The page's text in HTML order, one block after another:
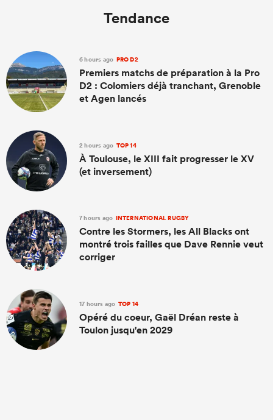
Tendance
6 hours ago PRO D2
Premiers matchs de préparation à la Pro
D2 : Colomiers déjà tranchant, Grenoble
et Agen lancés
2 hours ago TOP 14
À Toulouse, le XIII fait progresser le XV
(et inversement)
7 hours ago INTERNATIONAL RUGBY
Contre les Stormers, les All Blacks ont
montré trois failles que Dave Rennie veut
corriger
17 hours ago TOP 14
Opéré du coeur, Gaël Dréan reste à
Toulon jusqu'en 2029